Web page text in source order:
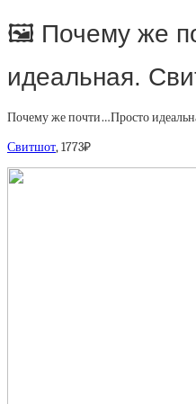
🖼 Почему же
идеальная.
Почему же почти…Просто
Свитшот, 1773₽